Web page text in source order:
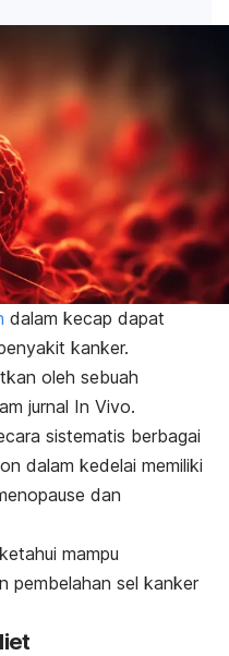
dalam kecap dapat
kanker.
oleh sebuah
jurnal In Vivo.
sistematis berbagai
dalam kedelai memiliki
dan
mampu
pembelahan sel kanker